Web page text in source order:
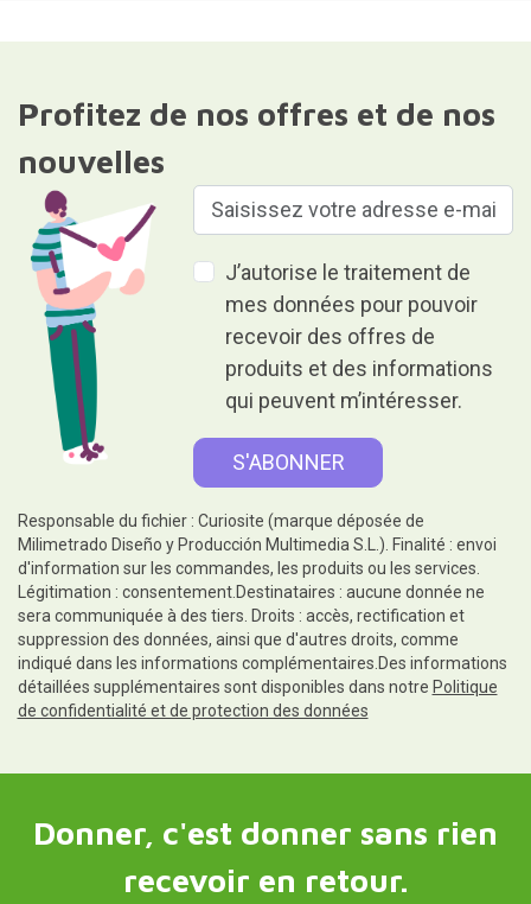
Profitez de nos offres et de nos
nouvelles
J’autorise le traitement de
mes données pour pouvoir
recevoir des offres de
produits et des informations
qui peuvent m’intéresser.
Responsable du fichier : Curiosite (marque déposée de
Milimetrado Diseño y Producción Multimedia S.L.). Finalité : envoi
d'information sur les commandes, les produits ou les services.
Légitimation : consentement.Destinataires : aucune donnée ne
sera communiquée à des tiers. Droits : accès, rectification et
suppression des données, ainsi que d'autres droits, comme
indiqué dans les informations complémentaires.Des informations
détaillées supplémentaires sont disponibles dans notre Politique
de confidentialité et de protection des données
Donner, c'est donner sans rien
recevoir en retour.